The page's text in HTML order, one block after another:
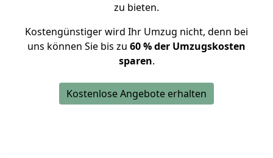
zu bieten.
Kostengünstiger wird Ihr Umzug nicht, denn bei
uns können Sie bis zu 60 % der Umzugskosten
sparen.
Kostenlose Angebote erhalten